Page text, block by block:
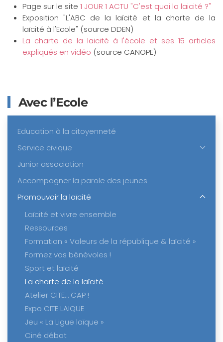
Page sur le site 1 JOUR 1 ACTU "C'est quoi la laicité ?"
Exposition "L'ABC de la laïcité et la charte de la
laïcité à l'Ecole" (source DDEN)
La charte de la laicité à l'école et ses 15 articles
expliqués en vidéo (source CANOPE)
Avec l’Ecole
Education à la citoyenneté
Service civique
Junior association
Accompagner la parole des jeunes
Promouvoir la laïcité
Laïcité et vivre ensemble
Ressources
Formation « Valeurs de la république & laïcité »
Formez vos bénévoles !
Sport et laïcité
La charte de la laïcité
Atelier CITE… CAP !
Expo CITE LAIQUE
Jeu « La Ligue laïque »
Ciné débat